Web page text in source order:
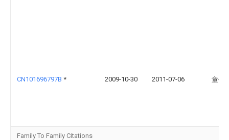
CN101696797B * 2009-10-30 2011-07-06 童书
Family To Family Citations